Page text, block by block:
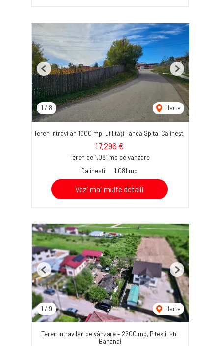
1 / 8 Harta
Previous Next
Teren intravilan 1000 mp, utilități, lângă Spital Călinești
17,296 €
Teren de 1,081 mp de vânzare
Calinesti
1,081 mp
Vezi mai multe detalii
1 / 9 Harta
Previous Next
Teren intravilan de vânzare – 2200 mp, Pitești, str.
Bananai